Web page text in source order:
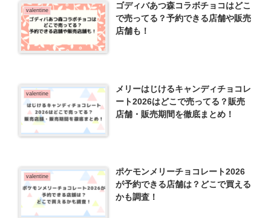
valentine
ゴディバあつ森コラボチョコはどこ
で売ってる？予約できる店舗や販売
店舗も！
valentine
メリーはじけるキャンディチョコレ
ート2026はどこで売ってる？販売
店舗・販売期間を徹底まとめ！
valentine
ポケモンメリーチョコレート2026
が予約できる店舗は？どこで買える
かも調査！